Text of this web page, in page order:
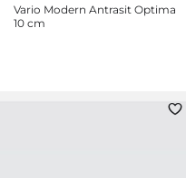
Vario Modern Antrasit Optima
10 cm